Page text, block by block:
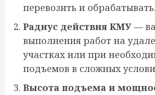
перевозить и обрабатывать.
Радиус действия КМУ —
выполнения работ на
участках или при
подъемов в сложных
Высота подъема и